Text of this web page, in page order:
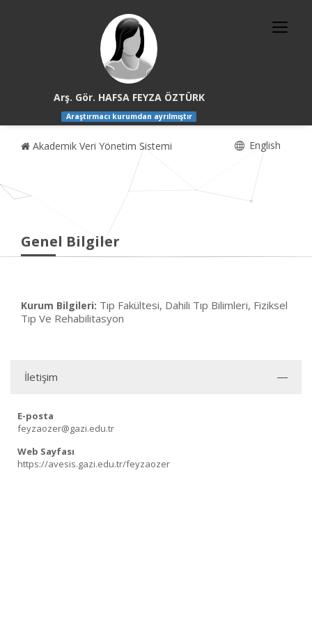
Arş. Gör. HAFSA FEYZA ÖZTÜRK
Araştırmacı kurumdan ayrılmıştır
Akademik Veri Yönetim Sistemi English
Genel Bilgiler
Kurum Bilgileri: Tıp Fakültesi, Dahili Tıp Bilimleri, Fiziksel
Tıp Ve Rehabilitasyon
İletişim
E-posta
feyzaozer@gazi.edu.tr
Web Sayfası
https://avesis.gazi.edu.tr/feyzaozer